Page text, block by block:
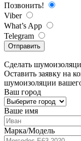
Позвонить!
Viber
What’s App
Telegram
Отправить
Сделать
Оставить заявку на
шумоизоляции
Ваш город
Ваше имя
Марка/Модель